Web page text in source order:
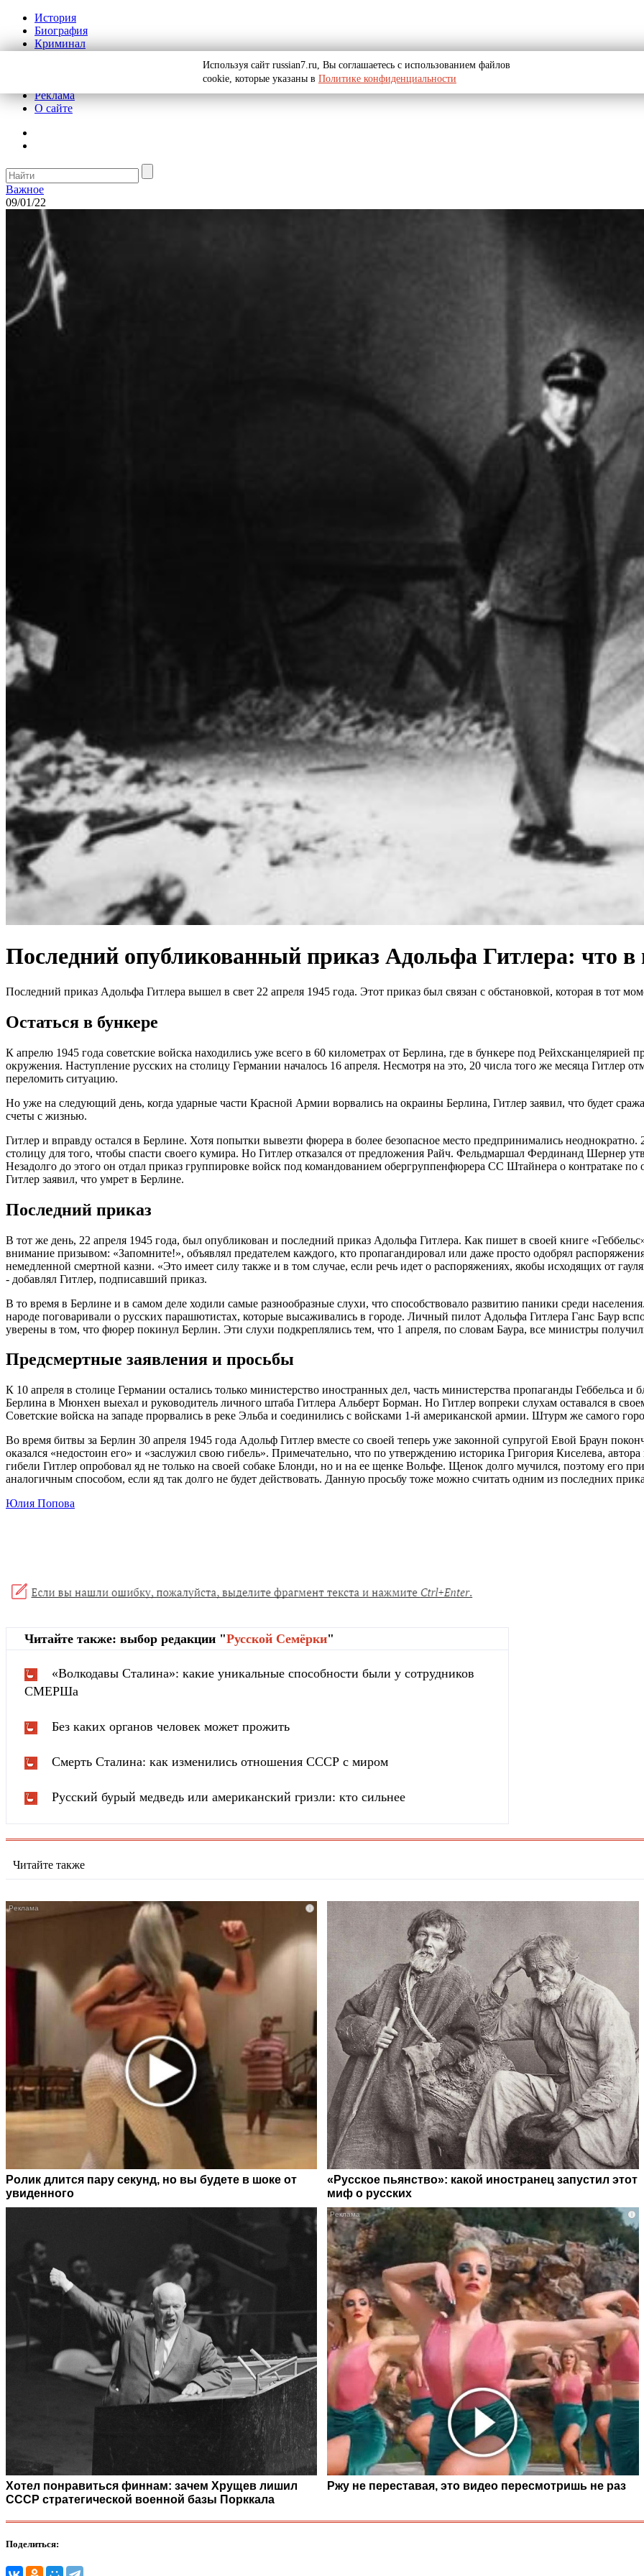
История
Биография
Криминал
Реклама
О сайте
Важное
09/01/22
Последний опубликованный приказ Адольфа Гитлера: что
Последний приказ Адольфа Гитлера вышел в свет 22 апреля 1945 года. Этот приказ был связан с обстановкой, которая в тот
Остаться в бункере
К апрелю 1945 года советские войска находились уже всего в 60 километрах от Берлина, где в бункере под Рейхсканцелярией
окружения. Наступление русских на столицу Германии началось 16 апреля. Несмотря на это, 20 числа того же месяца Гитлер
переломить ситуацию.
Но уже на следующий день, когда ударные части Красной Армии ворвались на окраины Берлина, Гитлер заявил, что будет
счеты с жизнью.
Гитлер и вправду остался в Берлине. Хотя попытки вывезти фюрера в более безопасное место предпринимались
столицу для того, чтобы спасти своего кумира. Но Гитлер отказался от предложения Райч. Фельдмаршал Фердинанд Шернер
Незадолго до этого он отдал приказ группировке войск под командованием обергруппенфюрера СС Штайнера о контратаке
Гитлер заявил, что умрет в Берлине.
Последний приказ
В тот же день, 22 апреля 1945 года, был опубликован и последний приказ Адольфа Гитлера. Как пишет в своей книге
внимание призывом: «Запомните!», объявлял предателем каждого, кто пропагандировал или даже просто одобрял
немедленной смертной казни. «Это имеет силу также и в том случае, если речь идет о распоряжениях, якобы исходящих от
- добавлял Гитлер, подписавший приказ.
В то время в Берлине и в самом деле ходили самые разнообразные слухи, что способствовало развитию паники среди
народе поговаривали о русских парашютистах, которые высаживались в городе. Личный пилот Адольфа Гитлера Ганс Баур
уверены в том, что фюрер покинул Берлин. Эти слухи подкреплялись тем, что 1 апреля, по словам Баура, все министры
Предсмертные заявления и просьбы
К 10 апреля в столице Германии остались только министерство иностранных дел, часть министерства пропаганды Геббельса
Берлина в Мюнхен выехал и руководитель личного штаба Гитлера Альберт Борман. Но Гитлер вопреки слухам оставался в
Советские войска на западе прорвались в реке Эльба и соединились с войсками 1-й американской армии. Штурм же самого
Во время битвы за Берлин 30 апреля 1945 года Адольф Гитлер вместе со своей теперь уже законной супругой Евой Браун
оказался «недостоин его» и «заслужил свою гибель». Примечательно, что по утверждению историка Григория Киселева,
гибели Гитлер опробовал яд не только на своей собаке Блонди, но и на ее щенке Вольфе. Щенок долго мучился, поэтому его
аналогичным способом, если яд так долго не будет действовать. Данную просьбу тоже можно считать одним из последних
Юлия Попова
Читайте также: выбор редакции "Русской Cемёрки"
«Волкодавы Сталина»: какие уникальные способности были у сотрудников
СМЕРШа
Без каких органов человек может прожить
Смерть Сталина: как изменились отношения СССР с миром
Русский бурый медведь или американский гризли: кто сильнее
Читайте также
i
Ролик длится пару секунд, но вы будете в шоке от
увиденного
«Русское пьянство»: какой иностранец запустил этот
миф о русских
Хотел понравиться финнам: зачем Хрущев лишил
СССР стратегической военной базы Порккала
i
Ржу не переставая, это видео пересмотришь не раз
Поделиться:
Используя сайт russian7.ru, Вы соглашаетесь с использованием файлов
cookie, которые указаны в Политике конфиденциальности